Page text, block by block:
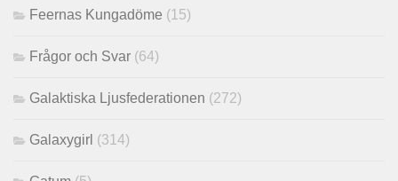
Feernas Kungadöme (15)
Frågor och Svar (64)
Galaktiska Ljusfederationen (272)
Galaxygirl (314)